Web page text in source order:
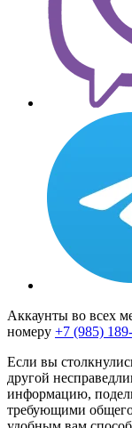
Аккаунты во всех
номеру +7 (985)
Если вы
другой
информацию,
требующими